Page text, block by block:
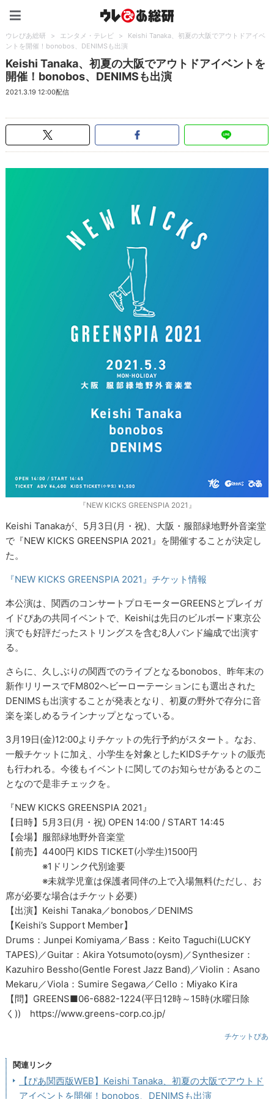
ウレぴあ総研 > エンタメ・テレビ >
Keishi Tanaka、初夏の大阪でアウトドアイベ
ントを開催！bonobos、DENIMSも出演
Keishi Tanaka、初夏の大阪でアウトドアイベントを
開催！bonobos、DENIMSも出演
2021.3.19 12:00配信
『NEW KICKS GREENSPIA 2021』
Keishi Tanakaが、5月3日(月・祝)、大阪・服部緑地野外音楽堂
で『NEW KICKS GREENSPIA 2021』を開催することが決定し
た。
『NEW KICKS GREENSPIA 2021』チケット情報
本公演は、関西のコンサートプロモーターGREENSとプレイガ
イドぴあの共同イベントで、Keishiは先日のビルボード東京公
演でも好評だったストリングスを含む8人バンド編成で出演す
る。
さらに、久しぶりの関西でのライブとなるbonobos、昨年末の
新作リリースでFM802ヘビーローテーションにも選出された
DENIMSも出演することが発表となり、初夏の野外で存分に音
楽を楽しめるラインナップとなっている。
3月19日(金)12:00よりチケットの先行予約がスタート。なお、
一般チケットに加え、小学生を対象としたKIDSチケットの販売
も行われる。今後もイベントに関してのお知らせがあるとのこ
となので是非チェックを。
『NEW KICKS GREENSPIA 2021』
【日時】5月3日(月・祝) OPEN 14:00 / START 14:45
【会場】服部緑地野外音楽堂
【前売】4400円 KIDS TICKET(小学生)1500円
※1ドリンク代別途要
※未就学児童は保護者同伴の上で入場無料(ただし、お
席が必要な場合はチケット必要)
【出演】Keishi Tanaka／bonobos／DENIMS
【Keishi’s Support Member】
Drums：Junpei Komiyama／Bass：Keito Taguchi(LUCKY
TAPES)／Guitar：Akira Yotsumoto(oysm)／Synthesizer：
Kazuhiro Bessho(Gentle Forest Jazz Band)／Violin：Asano
Mekaru／Viola：Sumire Segawa／Cello：Miyako Kira
【問】GREENS■06-6882-1224(平日12時～15時(水曜日除
く)) https://www.greens-corp.co.jp/
チケットぴあ
関連リンク
【ぴあ関西版WEB】Keishi Tanaka、初夏の大阪でアウトド
アイベントを開催！bonobos、DENIMSも出演